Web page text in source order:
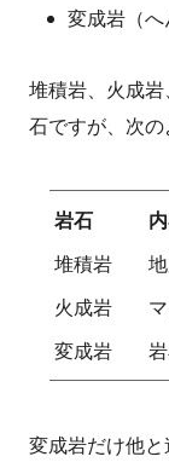
変成岩（へ
堆積岩、火成
石ですが、次の
岩石
堆積岩
火成岩
変成岩
変成岩だけ他